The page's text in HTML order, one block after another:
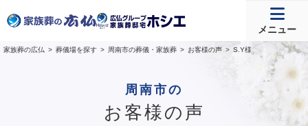
メニュー
家族葬の広仏 葬儀場を探す 周南市の葬儀・家族葬 お客様の声 S.Y様
周南市の
お客様の声